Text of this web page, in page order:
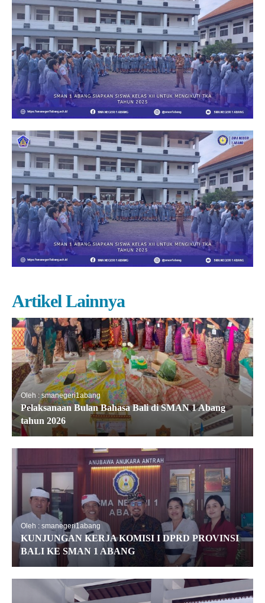
Artikel Lainnya
Oleh : smanegeri1abang
Pelaksanaan Bulan Bahasa Bali di SMAN 1 Abang
tahun 2026
Oleh : smanegeri1abang
KUNJUNGAN KERJA KOMISI I DPRD PROVINSI
BALI KE SMAN 1 ABANG